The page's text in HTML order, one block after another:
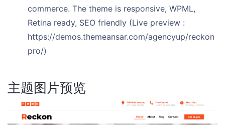
commerce. The theme is responsive, WPML,
Retina ready, SEO friendly (Live preview :
https://demos.themeansar.com/agencyup/reckon
pro/)
主题图片预览